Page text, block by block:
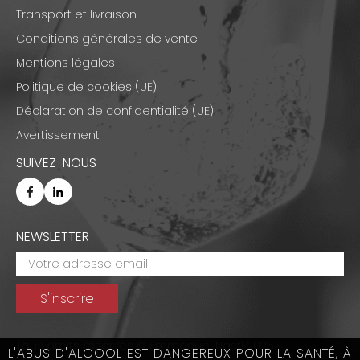
L'ABUS D'ALCOOL EST DANGEREUX POUR LA SANTÉ, À
Transport et livraison
Conditions générales de vente
Mentions légales
Politique de cookies (UE)
Déclaration de confidentialité (UE)
Avertissement
SUIVEZ-NOUS
NEWSLETTER
Tous droits réservés © Emmanuel Nasti 2026